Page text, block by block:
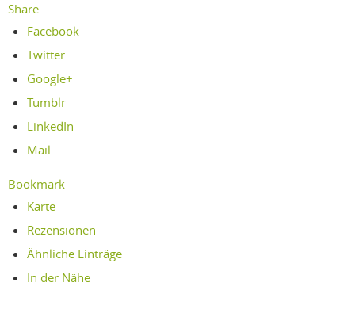
Share
Facebook
Twitter
Google+
Tumblr
LinkedIn
Mail
Bookmark
Karte
Rezensionen
Ähnliche Einträge
In der Nähe